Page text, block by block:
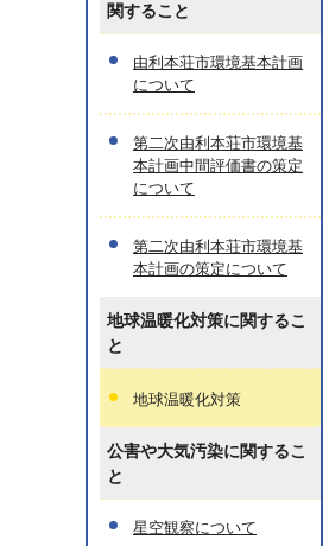
関すること
由利本荘市環境基本計画
について
第二次由利本荘市環境基
本計画中間評価書の策定
について
第二次由利本荘市環境基
本計画の策定について
地球温暖化対策に関するこ
と
地球温暖化対策
公害や大気汚染に関するこ
と
星空観察について